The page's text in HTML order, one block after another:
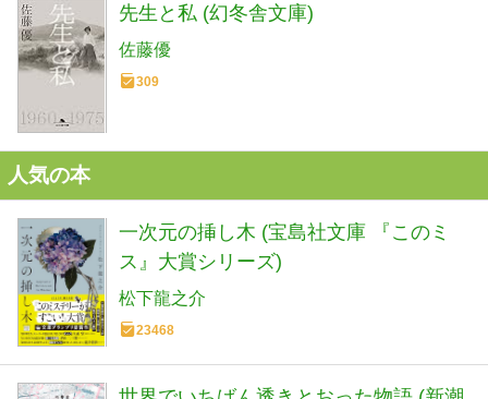
先生と私 (幻冬舎文庫)
佐藤優
309
人気の本
一次元の挿し木 (宝島社文庫 『このミ
ス』大賞シリーズ)
松下龍之介
23468